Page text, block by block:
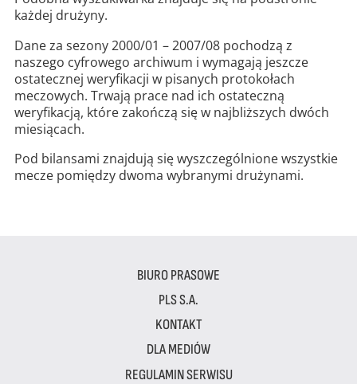
każdej drużyny.
Dane za sezony 2000/01 – 2007/08 pochodzą z
naszego cyfrowego archiwum i wymagają jeszcze
ostatecznej weryfikacji w pisanych protokołach
meczowych. Trwają prace nad ich ostateczną
weryfikacją, które zakończą się w najbliższych dwóch
miesiącach.
Pod bilansami znajdują się wyszczególnione wszystkie
mecze pomiędzy dwoma wybranymi drużynami.
BIURO PRASOWE
PLS S.A.
KONTAKT
DLA MEDIÓW
REGULAMIN SERWISU